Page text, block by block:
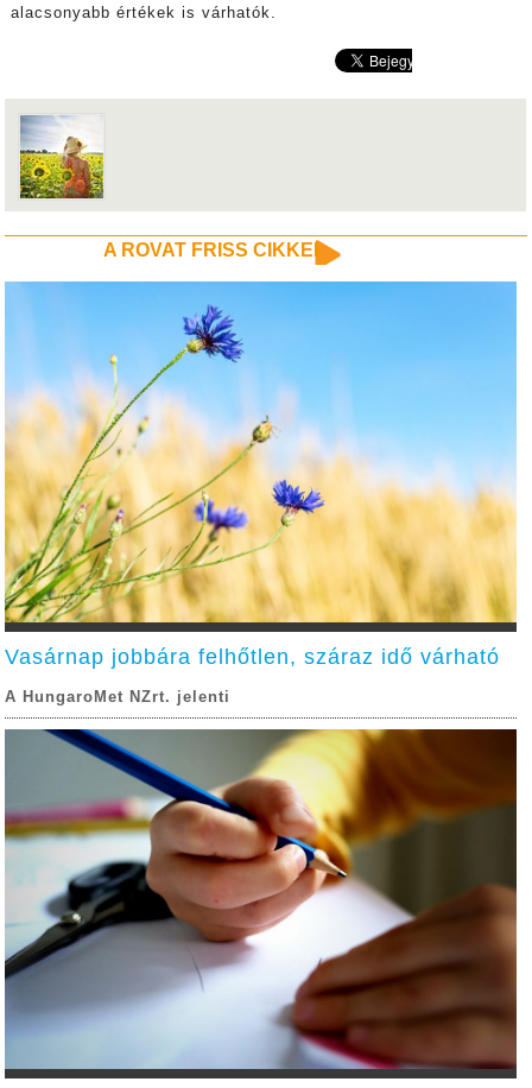
alacsonyabb értékek is várhatók.
A ROVAT FRISS CIKKEI
Vasárnap jobbára felhőtlen, száraz idő várható
A HungaroMet NZrt. jelenti